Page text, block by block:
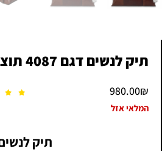
תיק לנשים דגם 4087 תוצרת איטליה
980.00₪
המלאי אזל
תיק לנשים